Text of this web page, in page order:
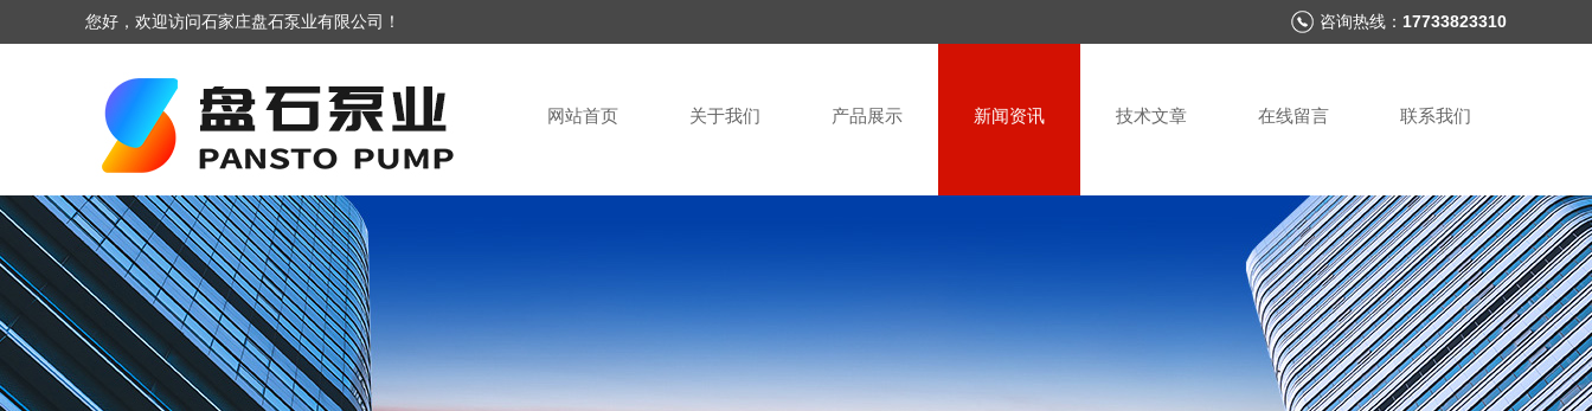
您好，欢迎访问石家庄盘石泵业有限公司！ 咨询热线： 17733823310
网站首页 关于我们 产品展示 新闻资讯 技术文章 在线留言 联系我们